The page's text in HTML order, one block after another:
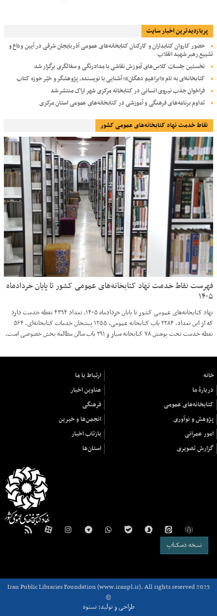
پربازديدترين اخبار سایت
حضور کاروان کتابداران و کارکنان کتابخانه‌های عمومی آذربایجان شرقی در آیین وداع و
تشییع رهبر شهید انقلاب
نخستین جلسات کلاس‌های آموزش نقاشی با مدادرنگی و سفالگری برگزار شد
کتابخانه‌ای به نام «ابراهیم دهگان»؛ آشنایی با نویسنده، پژوهشگر و خیّر حوزه کتاب
فراخوان جذب نیروی انسانی در کتابخانه مرکزی شهر اراک منتشر شد
تداوم برنامه‌های فرهنگی و آموزشی در کتابخانه‌های عمومی استان مرکزی
نقاط خدمت نهاد کتابخانه‌های عمومی کشور
فهرست نقاط خدمت نهاد کتابخانه‌های عمومی کشور تا پایان خردادماه
۱۴۰۵
نهاد کتابخانه‌های عمومی کشور تا پایان خردادماه ۱۴۰۵، تعداد ۴۳۹۴ نقطه خدمت دارد
که از این تعداد، ۲۲۸۴ باب کتابخانه عمومی، ۱۲۵۵ پیشخان خدمات کتابخانه‌ای، ۵۶۴
نقطه خدمت تحت پوشش ۷۸ کتابخانه سیار و ۲۹۱ باب سالن مطالعه بخش خصوصی است.
خانه
ارتباط با ما
دربارهٔ ما
عناوین اخبار
کتابخانه‌های عمومی
فرهنگی
پژوهش و نوآوری
انجمن‌ها و خیرین
امور عمرانی
بازتاب اخبار
گزارش تصویری
استان‌ها
نسخه دسکتاپ
Iran Public Libraries Foundation (www.iranpl.ir). All rights reserved 2025
©
طراحی و تولید: نستوه